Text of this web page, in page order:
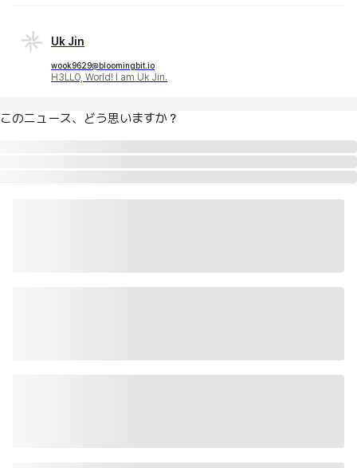
Uk Jin
wook9629@bloomingbit.io
H3LLO, World! I am Uk Jin.
このニュース、どう思いますか？